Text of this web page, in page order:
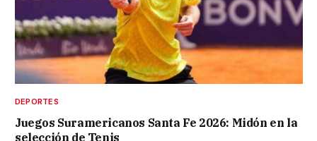
DEPORTES
Juegos Suramericanos Santa Fe 2026: Midón en la
selección de Tenis